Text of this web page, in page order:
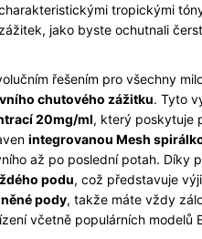
tropickými
jako byste ochutnali
řešením pro všechny
chutového zážitku. Tyto
20mg/ml, který poskytuje
integrovanou Mesh
až po poslední potah. Díky
podu, což představuje
pody, takže máte vždy
včetně populárních modelů